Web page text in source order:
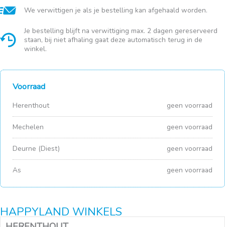
We verwittigen je als je bestelling kan afgehaald worden.
Je bestelling blijft na verwittiging max. 2 dagen gereserveerd
staan, bij niet afhaling gaat deze automatisch terug in de
winkel.
Voorraad
Herenthout geen voorraad
Mechelen geen voorraad
Deurne (Diest) geen voorraad
As geen voorraad
HAPPYLAND WINKELS